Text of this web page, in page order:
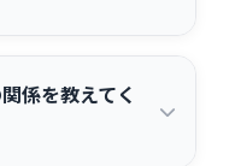
再生可能エネル
、事業活動に伴
係を教えてく